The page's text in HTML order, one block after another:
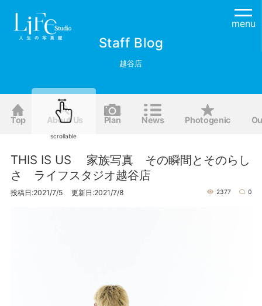
menu
Staff Blog
越谷店
Top About Us Plan News Photogenic
THIS IS US 家族写真 その瞬間とそのらし
さ ライフスタジオ越谷店
投稿日:2021/7/5 更新日:2021/7/8 2377 0